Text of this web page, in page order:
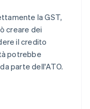
la GST,
creare dei
il credito
potrebbe
parte dell'ATO.